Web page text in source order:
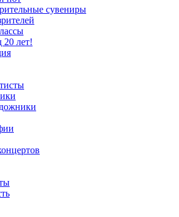
сувениры
20 лет!